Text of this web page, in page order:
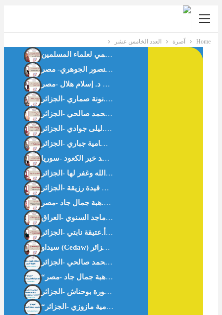
Home آصرة العدد الخامس عشر
حوار مع د.كاميليا حلمي رئيس لجنة الأسرة بالاتحاد العالمي لعلماء المسلمين
فقه المسافة الآمنة: براءة الذمة في صلة الرحم المؤذية د. فداء منصور الجوهري- مصر
ما لا يُقال في العلاقات الزوجية رحلة في نفسية الرجل – د.سمية محمد صالحي -الجزائر